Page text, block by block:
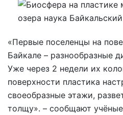
«Первые поселенцы на
Байкале – разнообразные
Уже через 2 недели их
поверхности пластика
своеобразные этажи,
толщу». – сообщают